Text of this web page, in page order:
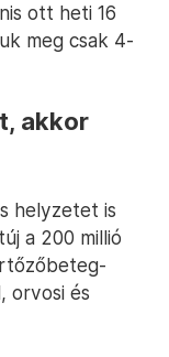
ott heti 16
meg csak 4-
akkor
helyzetet is
a 200 millió
orvosi és